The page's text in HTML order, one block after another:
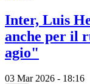
Inter, Luis
anche per il
agio"
03 Mar 2026 - 18:16